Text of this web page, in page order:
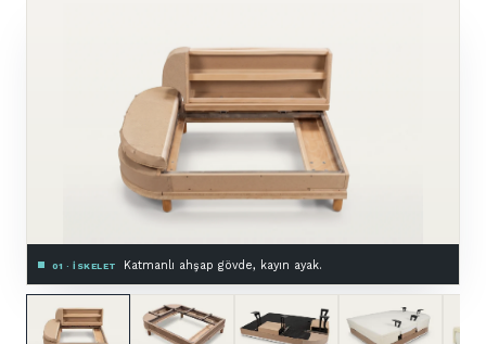
03 · MEKANIZMA & ASTAR Zemine montajlı, astarlı.